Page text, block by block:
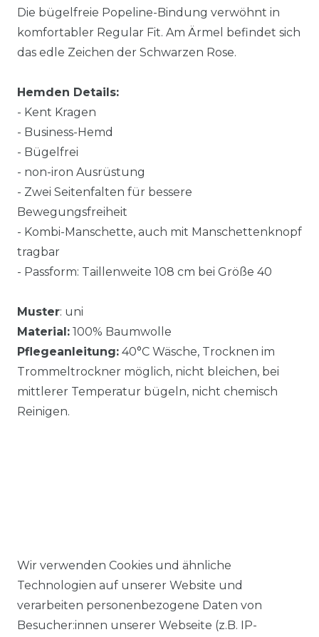
Die bügelfreie Popeline-Bindung verwöhnt in
komfortabler Regular Fit. Am Ärmel befindet sich
das edle Zeichen der Schwarzen Rose.
Hemden Details:
- Kent Kragen
- Business-Hemd
- Bügelfrei
- non-iron Ausrüstung
- Zwei Seitenfalten für bessere
Bewegungsfreiheit
- Kombi-Manschette, auch mit Manschettenknopf
tragbar
- Passform: Taillenweite 108 cm bei Größe 40
Muster: uni
Material: 100% Baumwolle
Pflegeanleitung: 40°C Wäsche, Trocknen im
Trommeltrockner möglich, nicht bleichen, bei
mittlerer Temperatur bügeln, nicht chemisch
Reinigen.
Ähnlicher Artikel
Brühl - Comfort Fit - Herren
Wir verwenden Cookies und ähnliche
Technologien auf unserer Website und
verarbeiten personenbezogene Daten von
Besucher:innen unserer Webseite (z.B. IP-